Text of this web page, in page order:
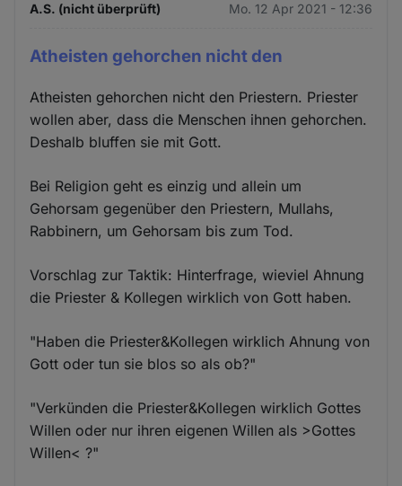
A.S. (nicht überprüft) Mo. 12 Apr 2021 - 12:36
Atheisten gehorchen nicht den
Atheisten gehorchen nicht den Priestern. Priester
wollen aber, dass die Menschen ihnen gehorchen.
Deshalb bluffen sie mit Gott.
Bei Religion geht es einzig und allein um
Gehorsam gegenüber den Priestern, Mullahs,
Rabbinern, um Gehorsam bis zum Tod.
Vorschlag zur Taktik: Hinterfrage, wieviel Ahnung
die Priester & Kollegen wirklich von Gott haben.
"Haben die Priester&Kollegen wirklich Ahnung von
Gott oder tun sie blos so als ob?"
"Verkünden die Priester&Kollegen wirklich Gottes
Willen oder nur ihren eigenen Willen als >Gottes
Willen< ?"